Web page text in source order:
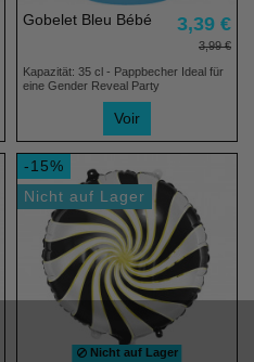
Gobelet Bleu Bébé 3,39 €
3,99 €
Kapazität: 35 cl - Pappbecher Ideal für
eine Gender Reveal Party
Voir
-15%
Nicht auf Lager
Nicht auf Lager